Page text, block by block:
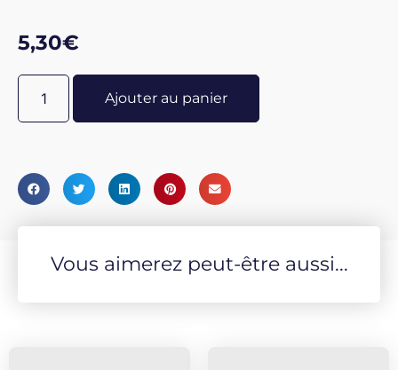
indispensable pour qui aspire à la sérénité mentale.
5,30€
Ajouter au panier
Vous aimerez peut-être aussi...